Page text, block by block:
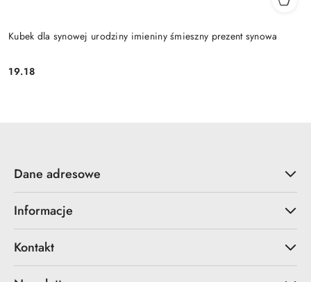
Kubek dla synowej urodziny imieniny śmieszny prezent synowa
Cena:
19.18
Dane adresowe
Informacje
Kontakt